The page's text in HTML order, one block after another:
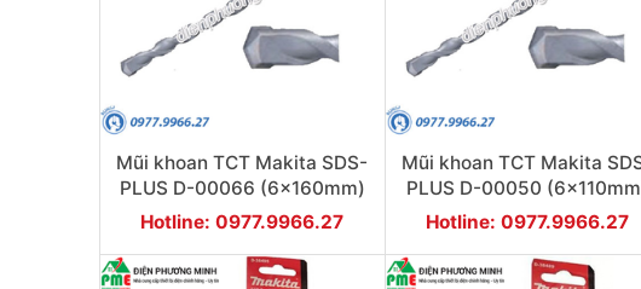
Mũi khoan TCT Makita SDS-
PLUS D-00066 (6x160mm)
Hotline: 0977.9966.27
Mũi khoan TCT Makita
PLUS D-00050
Hotline: 0977.9966.27